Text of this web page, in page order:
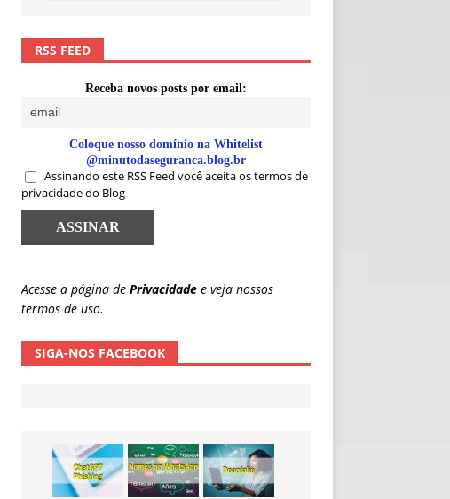
RSS FEED
Receba novos posts por email:
Coloque nosso domínio na Whitelist
@minutodaseguranca.blog.br
Assinando este RSS Feed você aceita os termos de
privacidade do Blog
Acesse a página de Privacidade e veja nossos
termos de uso.
SIGA-NOS FACEBOOK